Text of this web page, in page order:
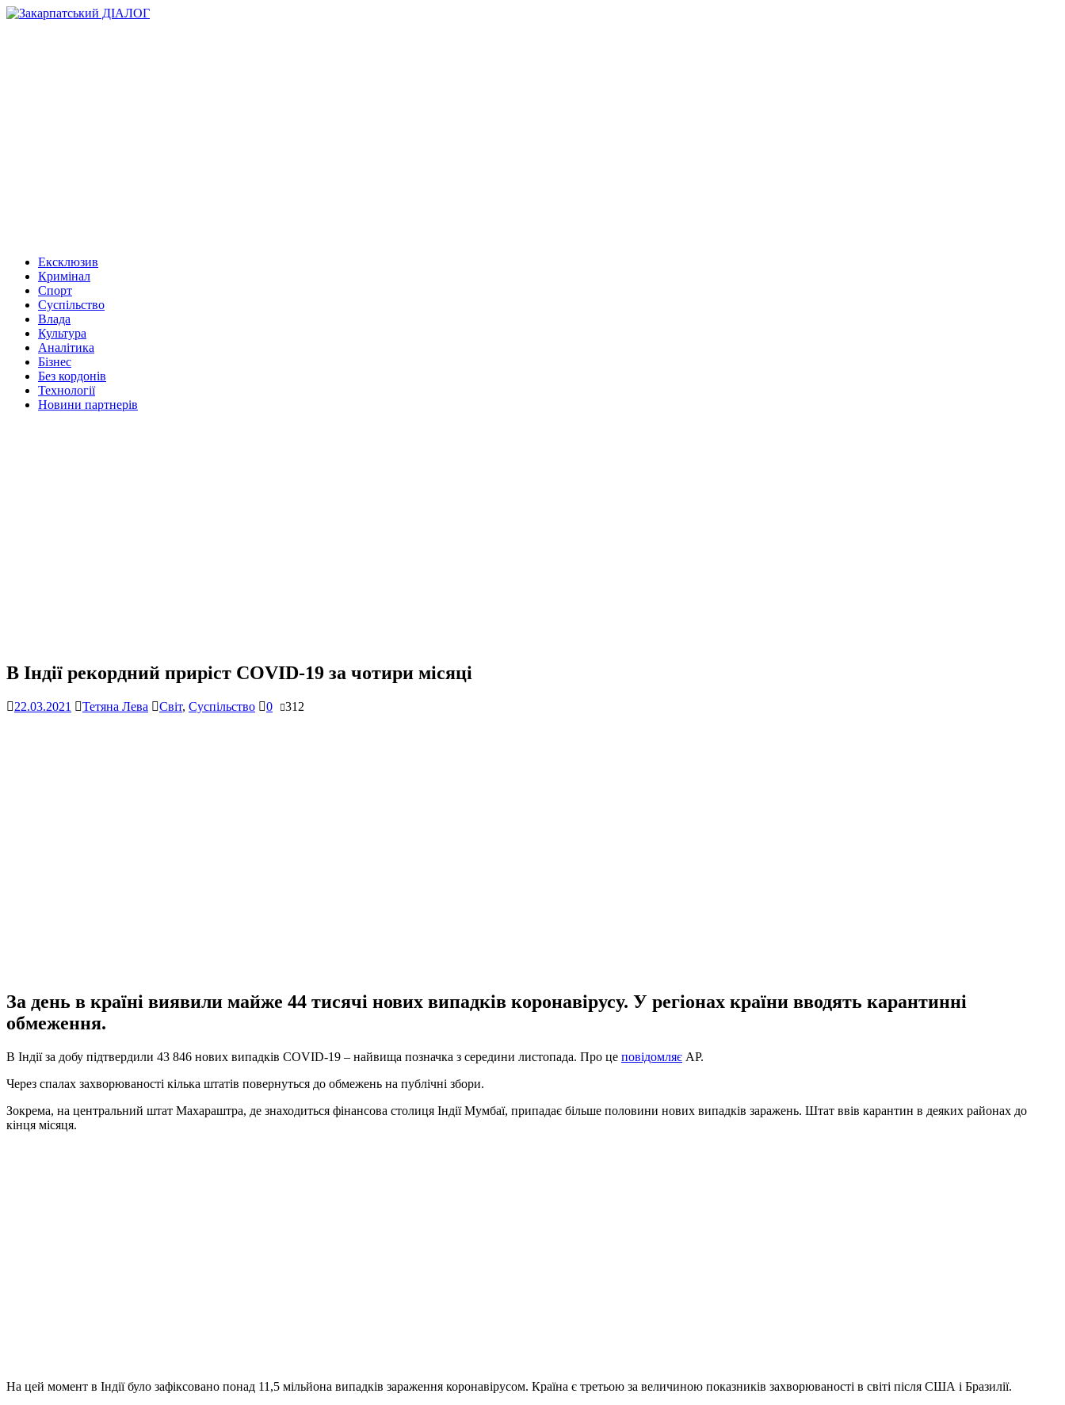
Ексклюзив
Кримінал
Спорт
Суспільство
Влада
Культура
Аналітика
Бізнес
Без кордонів
Технології
Новини партнерів
В Індії рекордний приріст COVID-19 за чотири місяці
22.03.2021 Тетяна Лева Світ, Суспільство 0 312
За день в країні виявили майже 44 тисячі нових випадків коронавірусу. У регіонах країни вводять карантинні
обмеження.
В Індії за добу підтвердили 43 846 нових випадків COVID-19 – найвища позначка з середини листопада. Про це повідомляє АР.
Через спалах захворюваності кілька штатів повернуться до обмежень на публічні збори.
Зокрема, на центральний штат Махараштра, де знаходиться фінансова столиця Індії Мумбаї, припадає більше половини нових випадків заражень. Штат ввів карантин в деяких районах до
кінця місяця.
На цей момент в Індії було зафіксовано понад 11,5 мільйона випадків зараження коронавірусом. Країна є третьою за величиною показників захворюваності в світі після США і Бразилії.